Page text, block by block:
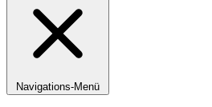
Navigations-Menü